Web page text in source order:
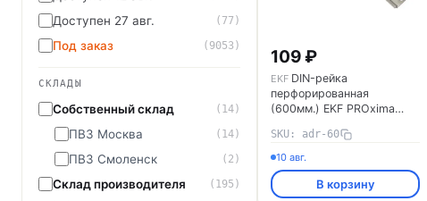
Доступен 27 авг. (77)
Под заказ (9053)
СКЛАДЫ
Собственный склад (14)
ПВЗ Москва (14)
ПВЗ Смоленск (2)
Склад производителя (195)
109 ₽
EKF DIN-рейка
перфорированная
(600мм.) EKF PROxima
SKU: adr-60
10 авг.
В корзину